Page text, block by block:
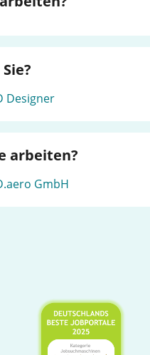
Designer
arbeiten?
GmbH